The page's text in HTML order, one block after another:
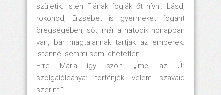
születik: Isten Fiának fogják őt hívni. Lásd,
rokonod, Erzsébet is gyermeket fogant
öregségében, sőt, már a hatodik hónapban
van, bár magtalannak tartják az emberek.
Istennél semmi sem lehetetlen.”
Erre Mária így szólt: „Íme, az Úr
szolgálóleánya: történjék velem szavaid
szerint!”